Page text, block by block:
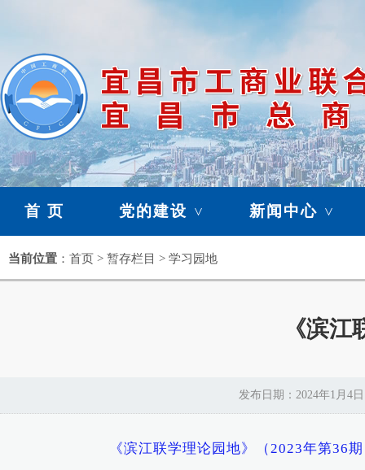
首 页 党的建设 > 新闻中心 >
暂存栏目>
当前位置 ：首页 > 暂存栏目 > 学习园地
《滨
发布日期：2024年1月4
《滨江联学理论园地》（2023年第36